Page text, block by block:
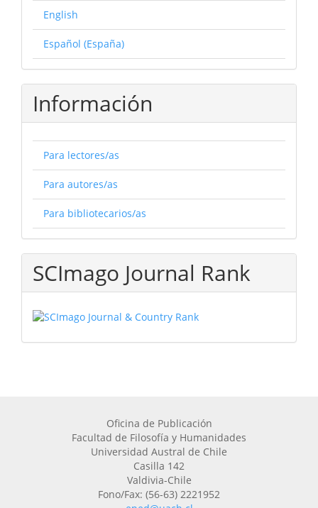
English
Español (España)
Información
Para lectores/as
Para autores/as
Para bibliotecarios/as
SCImago Journal Rank
Oficina de Publicación
Facultad de Filosofía y Humanidades
Universidad Austral de Chile
Casilla 142
Valdivia-Chile
Fono/Fax: (56-63) 2221952